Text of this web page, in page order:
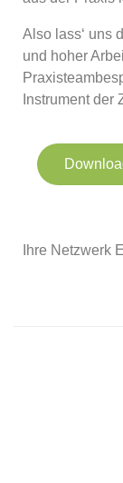
Also lass‘ uns
und hoher
Instrument der
Ihre Netzwerk